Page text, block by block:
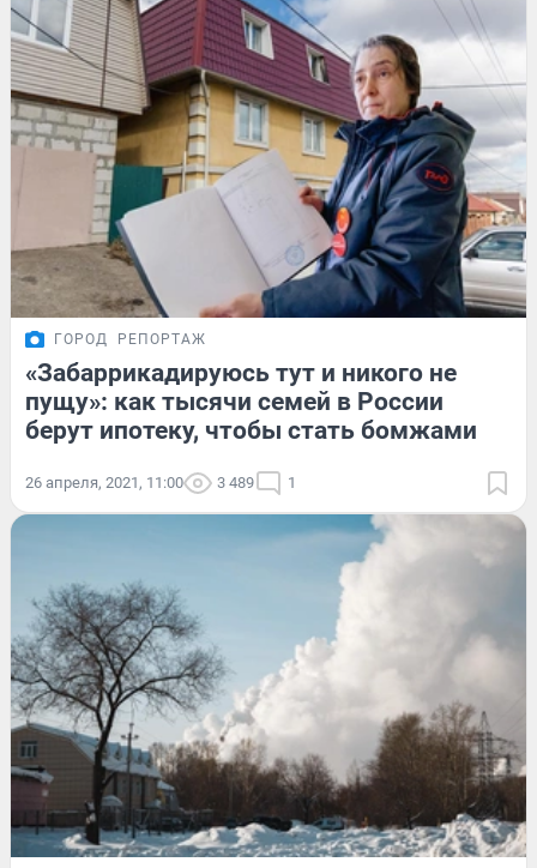
ГОРОД РЕПОРТАЖ
«Забаррикадируюсь тут и никого не
пущу»: как тысячи семей в России
берут ипотеку, чтобы стать бомжами
26 апреля, 2021, 11:00 3 489 1